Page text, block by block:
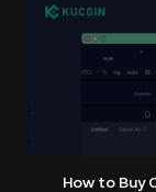
How to Buy